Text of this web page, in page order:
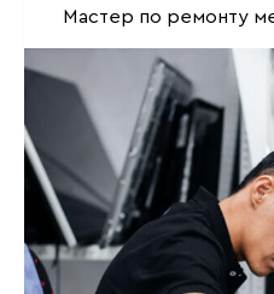
Мастер по ремонту